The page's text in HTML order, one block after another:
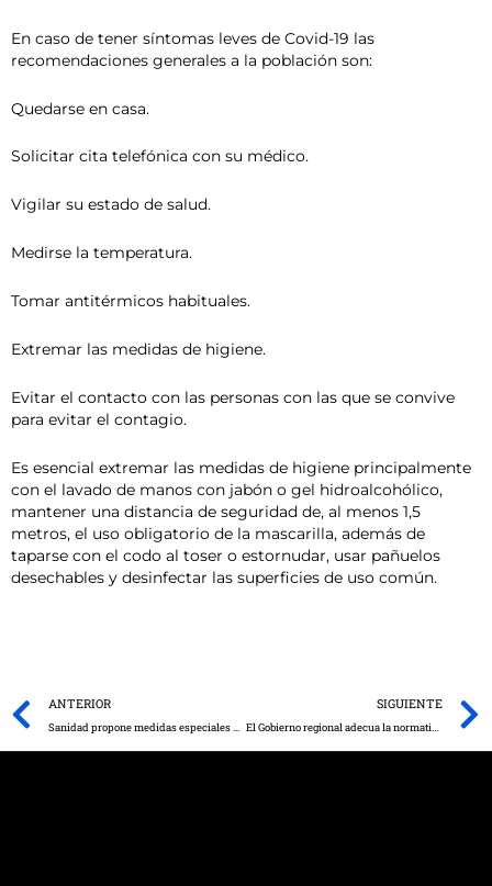
En caso de tener síntomas leves de Covid-19 las
recomendaciones generales a la población son:
Quedarse en casa.
Solicitar cita telefónica con su médico.
Vigilar su estado de salud.
Medirse la temperatura.
Tomar antitérmicos habituales.
Extremar las medidas de higiene.
Evitar el contacto con las personas con las que se convive
para evitar el contagio.
Es esencial extremar las medidas de higiene principalmente
con el lavado de manos con jabón o gel hidroalcohólico,
mantener una distancia de seguridad de, al menos 1,5
metros, el uso obligatorio de la mascarilla, además de
taparse con el codo al toser o estornudar, usar pañuelos
desechables y desinfectar las superficies de uso común.
Prev
ANTERIOR
Sanidad propone medidas especiales para las localidades toledanas de Fuensalida y La Nava de Ricomalillo y las guadalajareñas de Azuqueca de Henares y Marchamalo ante el aumento de casos por coronavirus
SIGUIENTE
El Gobierno regional adecua la normativa de las enseñanzas de idiomas de Régimen Especial a la nueva realidad provocada por el COVID-19